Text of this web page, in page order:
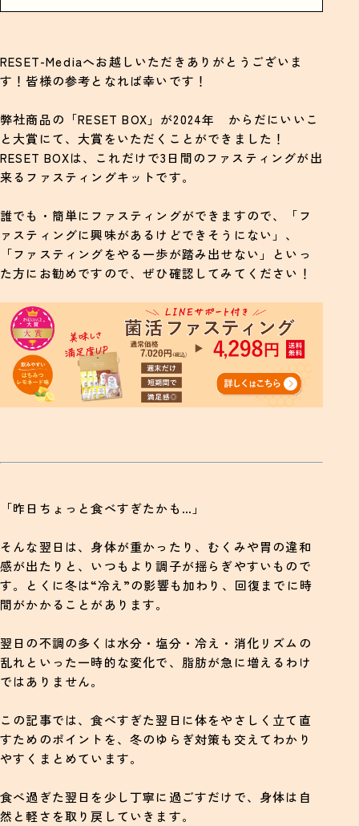
避けるべきNGメニュー
安
大半は“水分・塩分・グリコーゲン”の一時的な変化
脂肪は翌日ほぼつかない
むくみ・胃もたれをやさしく整える方法
むくみの原因は“塩分＋水分不足”
温活＋水分＋軽い食事で回復を早める
翌日はやってはいけないNG行動
食べない“プチ断食”は逆効果になることが多い
激しい運動でさらに体が疲れる
翌日から整える“冬の生活リズム”で回復を早くする
2〜3日の“整えるリズム”で完全に戻す
食べすぎた翌日の“まとめ”｜立て直しのポイント総整
理
RESET-Mediaへお越しいただきありがとうございま
す！皆様の参考となれば幸いです！
弊社商品の「RESET BOX」が2024年 からだにいいこ
と大賞にて、大賞をいただくことができました！
RESET BOXは、これだけで3日間のファスティングが出
来るファスティングキットです。
誰でも・簡単にファスティングができますので、「フ
ァスティングに興味があるけどできそうにない」、
「ファスティングをやる一歩が踏み出せない」といっ
た方にお勧めですので、ぜひ確認してみてください！
「昨日ちょっと食べすぎたかも…」
そんな翌日は、身体が重かったり、むくみや胃の違和
感が出たりと、いつもより調子が揺らぎやすいもので
す。とくに冬は“冷え”の影響も加わり、回復までに時
間がかかることがあります。
翌日の不調の多くは水分・塩分・冷え・消化リズムの
乱れといった一時的な変化で、脂肪が急に増えるわけ
ではありません。
この記事では、食べすぎた翌日に体をやさしく立て直
すためのポイントを、冬のゆらぎ対策も交えてわかり
やすくまとめています。
食べ過ぎた翌日を少し丁寧に過ごすだけで、身体は自
然と軽さを取り戻していきます。